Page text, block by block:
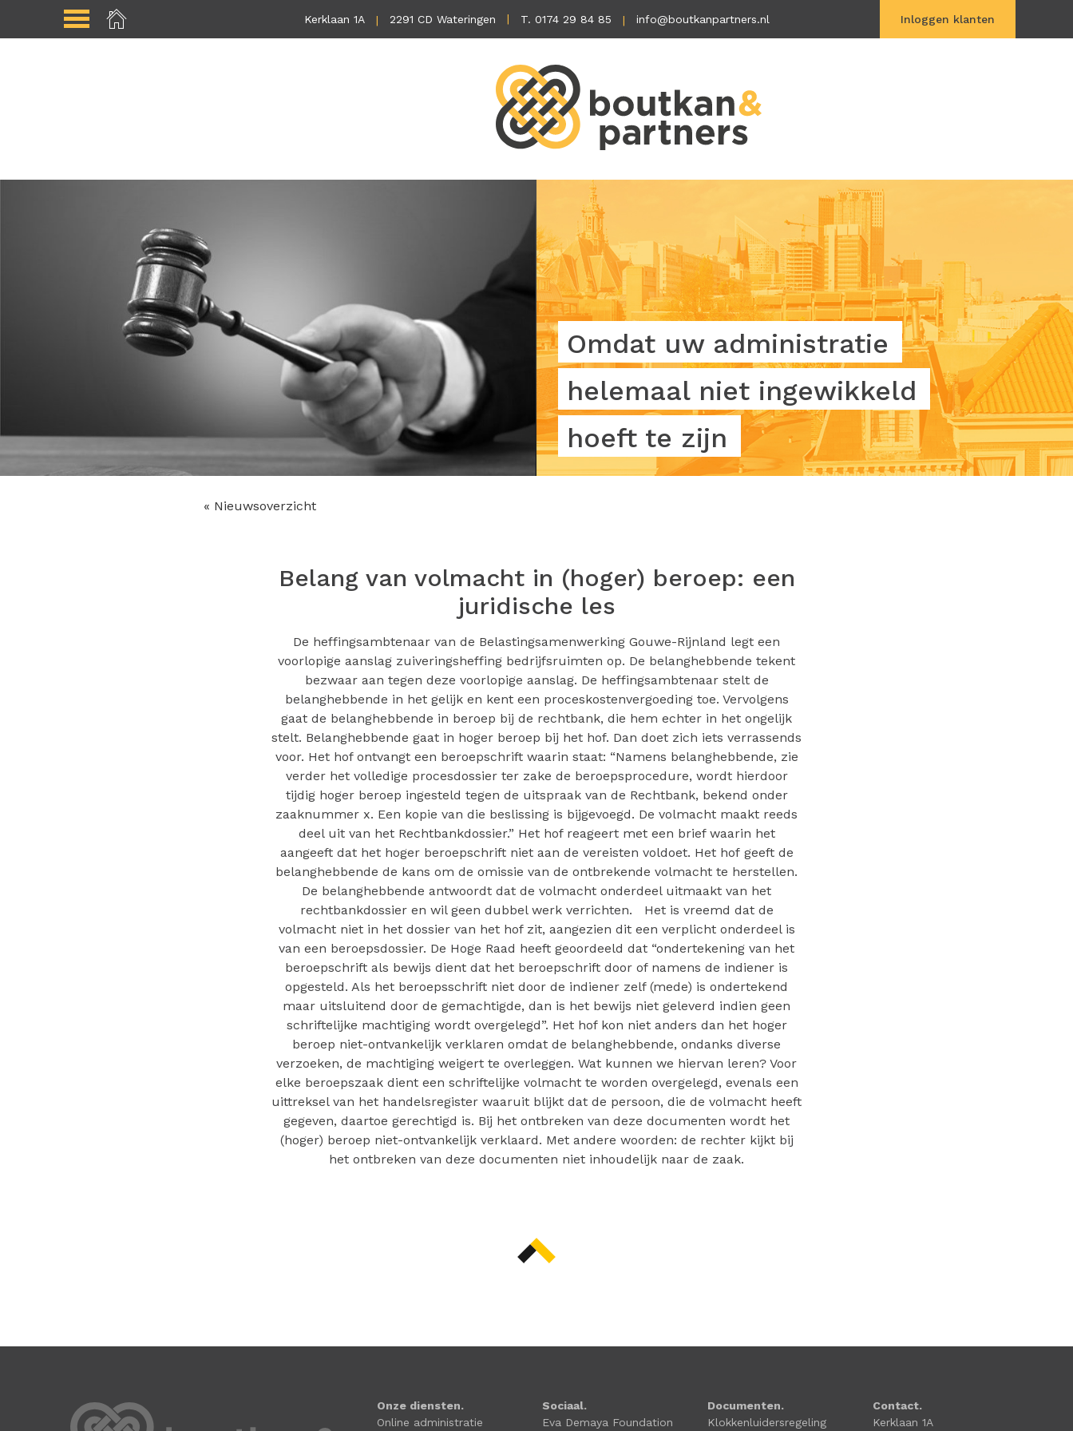
Kerklaan 1A 2291 CD Wateringen T. 0174 29 84 85 info@boutkanpartners.nl Inloggen klanten
Omdat uw administratie
helemaal niet ingewikkeld
hoeft te zijn
« Nieuwsoverzicht
Belang van volmacht in (hoger) beroep: een
juridische les
De heffingsambtenaar van de Belastingsamenwerking Gouwe-Rijnland legt een
voorlopige aanslag zuiveringsheffing bedrijfsruimten op. De belanghebbende tekent
bezwaar aan tegen deze voorlopige aanslag. De heffingsambtenaar stelt de
belanghebbende in het gelijk en kent een proceskostenvergoeding toe. Vervolgens
gaat de belanghebbende in beroep bij de rechtbank, die hem echter in het ongelijk
stelt. Belanghebbende gaat in hoger beroep bij het hof. Dan doet zich iets verrassends
voor. Het hof ontvangt een beroepschrift waarin staat: “Namens belanghebbende, zie
verder het volledige procesdossier ter zake de beroepsprocedure, wordt hierdoor
tijdig hoger beroep ingesteld tegen de uitspraak van de Rechtbank, bekend onder
zaaknummer x. Een kopie van die beslissing is bijgevoegd. De volmacht maakt reeds
deel uit van het Rechtbankdossier.” Het hof reageert met een brief waarin het
aangeeft dat het hoger beroepschrift niet aan de vereisten voldoet. Het hof geeft de
belanghebbende de kans om de omissie van de ontbrekende volmacht te herstellen.
De belanghebbende antwoordt dat de volmacht onderdeel uitmaakt van het
rechtbankdossier en wil geen dubbel werk verrichten. Het is vreemd dat de
volmacht niet in het dossier van het hof zit, aangezien dit een verplicht onderdeel is
van een beroepsdossier. De Hoge Raad heeft geoordeeld dat “ondertekening van het
beroepschrift als bewijs dient dat het beroepschrift door of namens de indiener is
opgesteld. Als het beroepsschrift niet door de indiener zelf (mede) is ondertekend
maar uitsluitend door de gemachtigde, dan is het bewijs niet geleverd indien geen
schriftelijke machtiging wordt overgelegd”. Het hof kon niet anders dan het hoger
beroep niet-ontvankelijk verklaren omdat de belanghebbende, ondanks diverse
verzoeken, de machtiging weigert te overleggen. Wat kunnen we hiervan leren? Voor
elke beroepszaak dient een schriftelijke volmacht te worden overgelegd, evenals een
uittreksel van het handelsregister waaruit blijkt dat de persoon, die de volmacht heeft
gegeven, daartoe gerechtigd is. Bij het ontbreken van deze documenten wordt het
(hoger) beroep niet-ontvankelijk verklaard. Met andere woorden: de rechter kijkt bij
het ontbreken van deze documenten niet inhoudelijk naar de zaak.
Onze diensten.
Online administratie
Sociaal.
Eva Demaya Foundation
Documenten.
Klokkenluidersregeling
Contact.
Kerklaan 1A